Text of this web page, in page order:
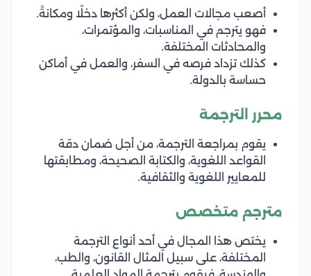
أصعب مجالات العمل، ولكن أكثرها دخلًا ومكانةً.
فهو يترجم في المناسبات، والمؤتمرات،
والمحادثات المختلفة.
كذلك تزداد فرصه في السفر، والعمل في أماكن
حساسة بالدولة.
محرر الترجمة
يقوم بمراجعة الترجمة، من أجل ضمان دقة
القواعد اللغوية، والكتابة الصحيحة، ومطابقتها
للمعايير اللغوية والثقافية.
مترجم متخصص
يختص هذا المجال في أحد أنواع الترجمة
المختلفة، على سبيل المثال القانون، والطب،